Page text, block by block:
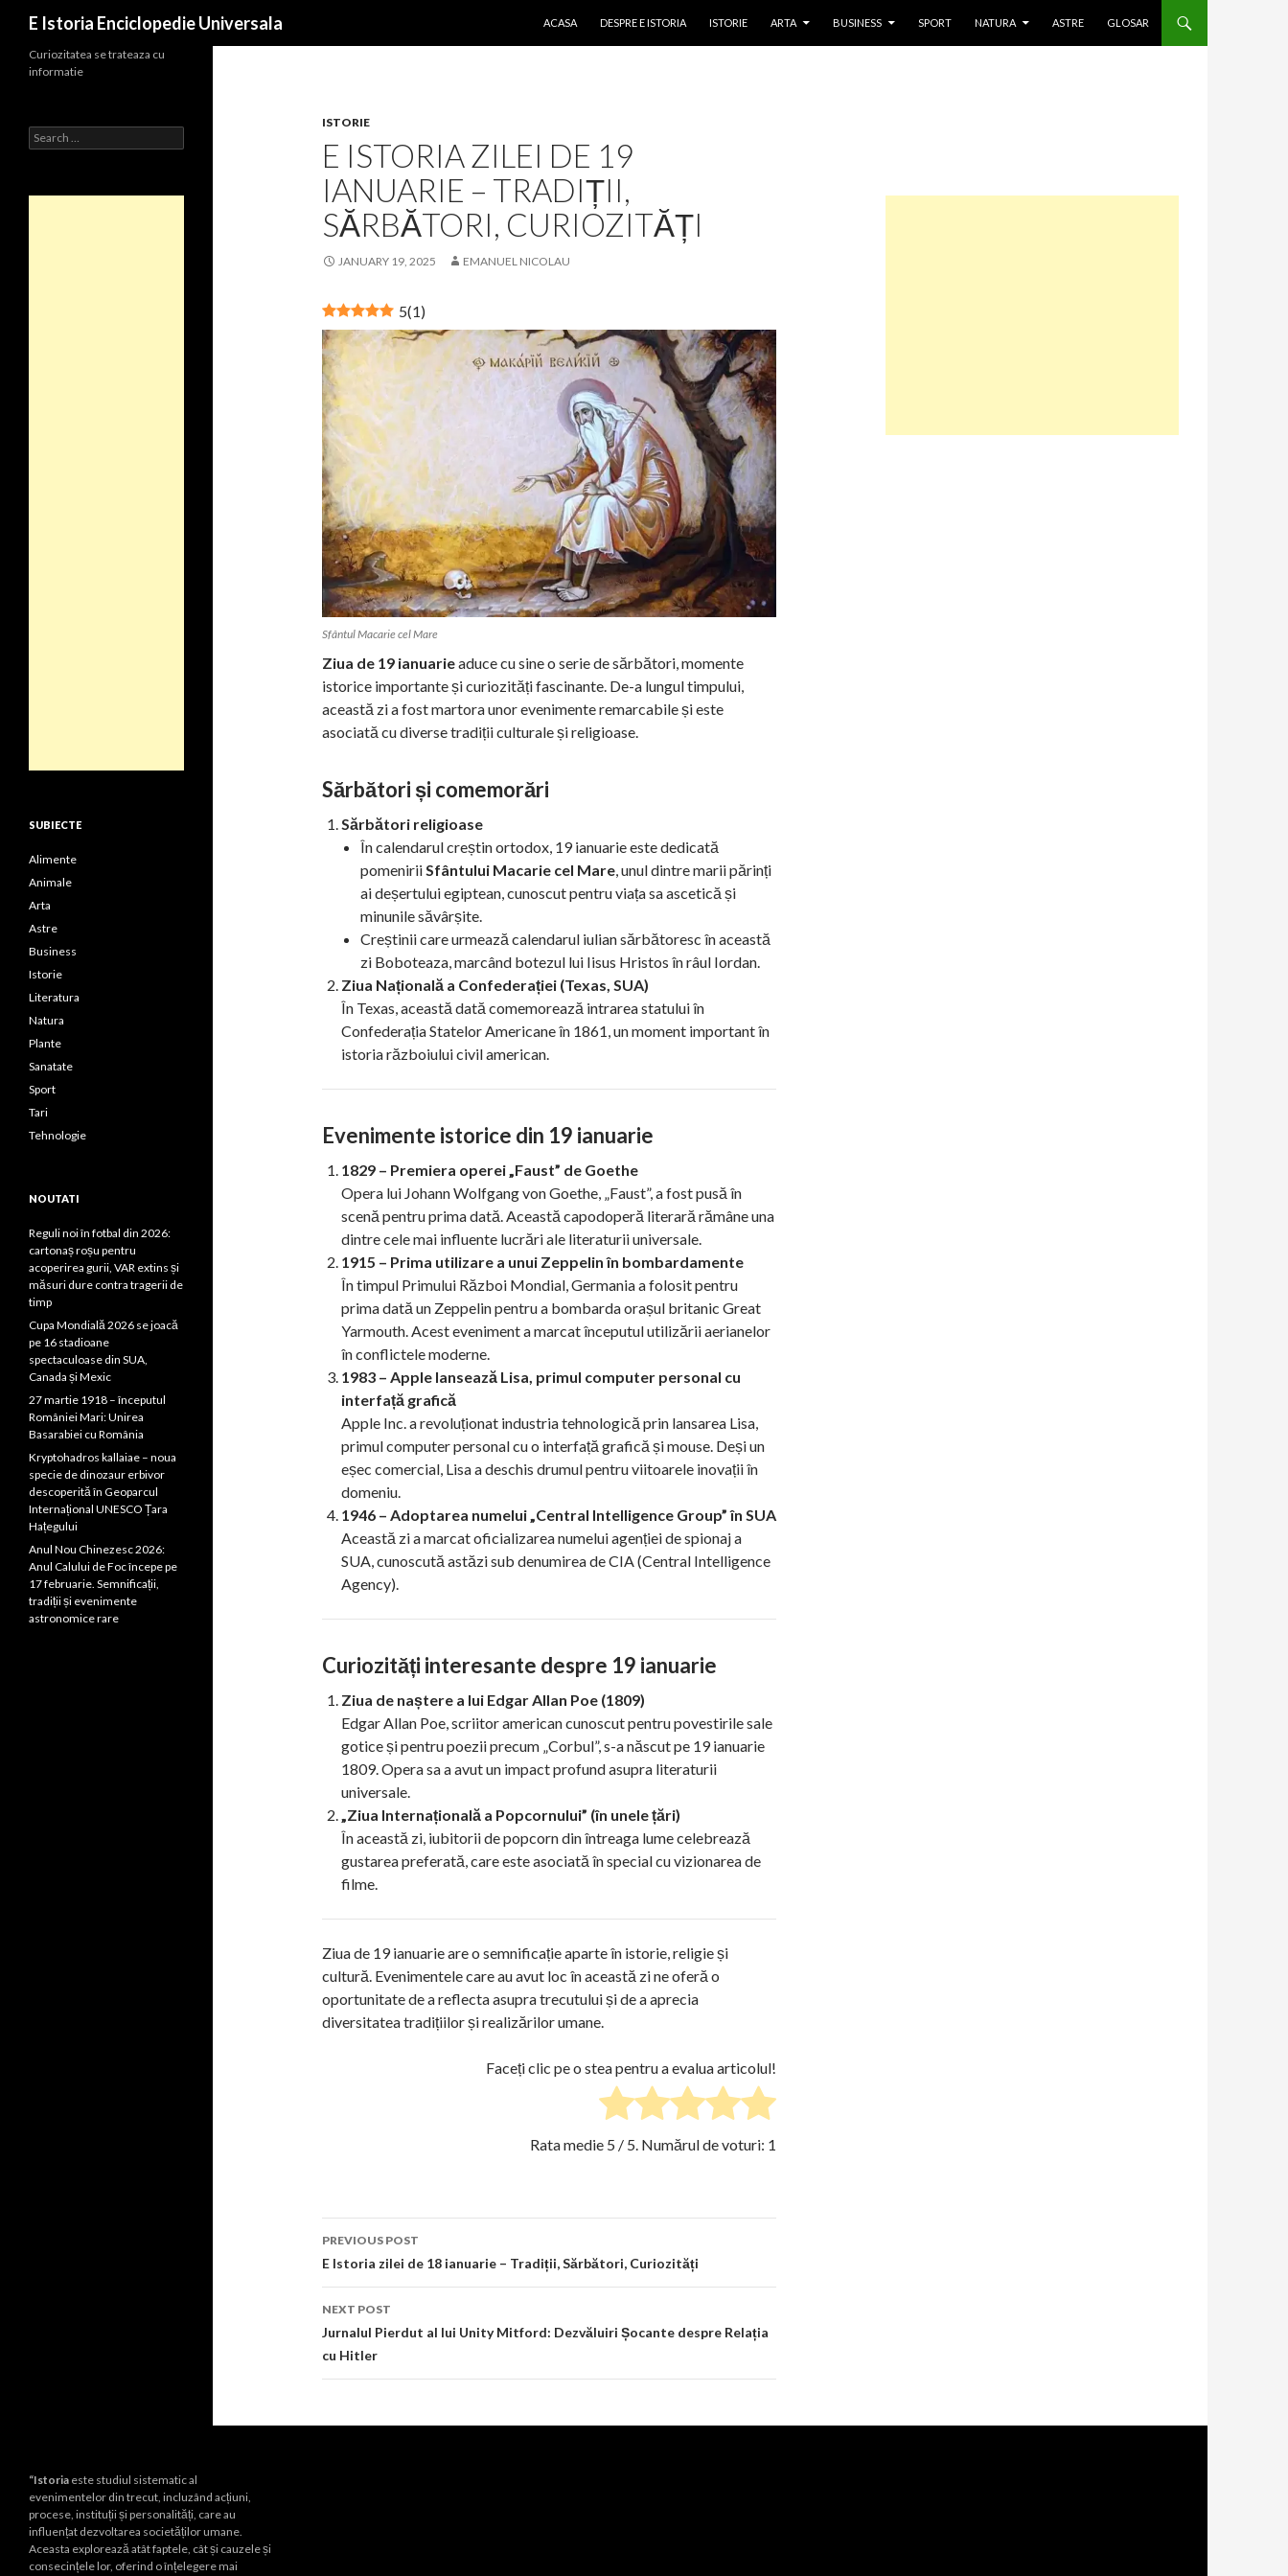
E Istoria Enciclopedie Universala
ACASA
DESPRE E ISTORIA ISTORIE ARTA BUSINESS SPORT NATURA ASTRE GLOSAR
ISTORIE
E ISTORIA ZILEI DE 19
IANUARIE – TRADIȚII,
SĂRBĂTORI, CURIOZITĂȚI
JANUARY 19, 2025 EMANUEL NICOLAU
5(1)
Sfântul Macarie cel Mare
Ziua de 19 ianuarieaduce cu sine o serie de sărbători, momente
istorice importante și curiozități fascinante. De-a lungul timpului,
această zi a fost martora unor evenimente remarcabile și este
asociată cu diverse tradiții culturale și religioase.
Sărbători și comemorări
Sărbători religioase
În calendarul creștin ortodox, 19 ianuarie este dedicată
pomeniriiSfântului Macarie cel Mare, unul dintre marii părinți
ai deșertului egiptean, cunoscut pentru viața sa ascetică și
minunile săvârșite.
Creștinii care urmează calendarul iulian sărbătoresc în această
zi Boboteaza, marcând botezul lui Iisus Hristos în râul Iordan.
Ziua Națională a Confederației (Texas, SUA)
În Texas, această dată comemorează intrarea statului în
Confederația Statelor Americane în 1861, un moment important în
istoria războiului civil american.
Evenimente istorice din 19 ianuarie
1829 – Premiera operei „Faust” de Goethe
Opera lui Johann Wolfgang von Goethe, „Faust”, a fost pusă în
scenă pentru prima dată. Această capodoperă literară rămâne una
dintre cele mai influente lucrări ale literaturii universale.
1915 – Prima utilizare a unui Zeppelin în bombardamente
În timpul Primului Război Mondial, Germania a folosit pentru
prima dată un Zeppelin pentru a bombarda orașul britanic Great
Yarmouth. Acest eveniment a marcat începutul utilizării aerianelor
în conflictele moderne.
1983 – Apple lansează Lisa, primul computer personal cu
interfață grafică
Apple Inc. a revoluționat industria tehnologică prin lansarea Lisa,
primul computer personal cu o interfață grafică și mouse. Deși un
eșec comercial, Lisa a deschis drumul pentru viitoarele inovații în
domeniu.
1946 – Adoptarea numelui „Central Intelligence Group” în SUA
Această zi a marcat oficializarea numelui agenției de spionaj a
SUA, cunoscută astăzi sub denumirea de CIA (Central Intelligence
Agency).
Curiozități interesante despre 19 ianuarie
Ziua de naștere a lui Edgar Allan Poe (1809)
Edgar Allan Poe, scriitor american cunoscut pentru povestirile sale
gotice și pentru poezii precum „Corbul”, s-a născut pe 19 ianuarie
1809. Opera sa a avut un impact profund asupra literaturii
universale.
„Ziua Internațională a Popcornului” (în unele țări)
În această zi, iubitorii de popcorn din întreaga lume celebrează
gustarea preferată, care este asociată în special cu vizionarea de
filme.
Ziua de 19 ianuarie are o semnificație aparte în istorie, religie și
cultură. Evenimentele care au avut loc în această zi ne oferă o
oportunitate de a reflecta asupra trecutului și de a aprecia
diversitatea tradițiilor și realizărilor umane.
Faceți clic pe o stea pentru a evalua articolul!
Rata medie 5 / 5. Numărul de voturi: 1
Post
navigation
PREVIOUS POST
E Istoria zilei de 18 ianuarie – Tradiții, Sărbători, Curiozități
NEXT POST
Jurnalul Pierdut al lui Unity Mitford: Dezvăluiri Șocante despre Relația
cu Hitler
Curiozitatea se trateaza cu
informatie
Search
for:
SUBIECTE
Alimente
Animale
Arta
Astre
Business
Istorie
Literatura
Natura
Plante
Sanatate
Sport
Tari
Tehnologie
NOUTATI
Reguli noi în fotbal din 2026:
cartonaș roșu pentru
acoperirea gurii, VAR extins și
măsuri dure contra tragerii de
timp
Cupa Mondială 2026 se joacă
pe 16 stadioane
spectaculoase din SUA,
Canada și Mexic
27 martie 1918 – începutul
României Mari: Unirea
Basarabiei cu România
Kryptohadros kallaiae – noua
specie de dinozaur erbivor
descoperită în Geoparcul
Internațional UNESCO Țara
Hațegului
Anul Nou Chinezesc 2026:
Anul Calului de Foc începe pe
17 februarie. Semnificații,
tradiții și evenimente
astronomice rare
“Istoria este studiul sistematic al
evenimentelor din trecut, incluzând acțiuni,
procese, instituții și personalități, care au
influențat dezvoltarea societăților umane.
Aceasta explorează atât faptele, cât și cauzele și
consecințele lor, oferind o înțelegere mai